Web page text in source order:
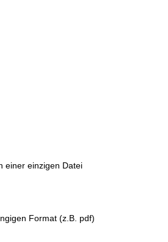
einer einzigen Datei
Format (z.B. pdf)